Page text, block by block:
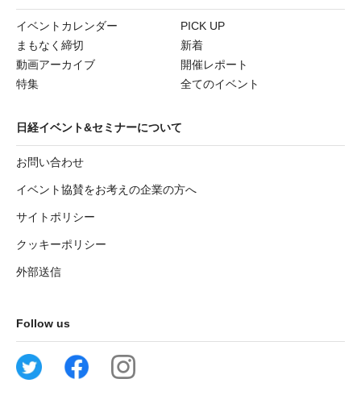
イベントカレンダー
PICK UP
まもなく締切
新着
動画アーカイブ
開催レポート
特集
全てのイベント
日経イベント&セミナーについて
お問い合わせ
イベント協賛をお考えの企業の方へ
サイトポリシー
クッキーポリシー
外部送信
Follow us